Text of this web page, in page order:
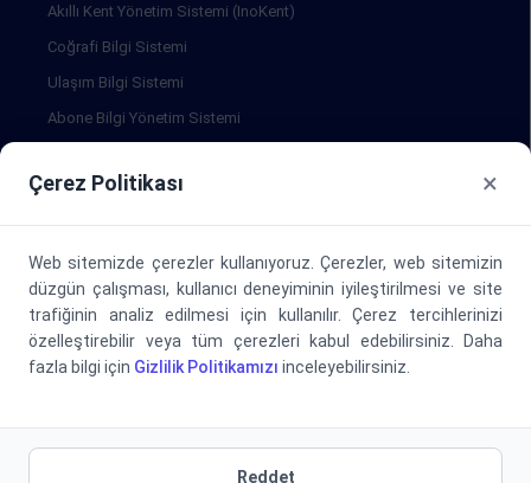
Akıllı Kent Yönetim Sistemi (InoKent)
Coğrafi Bilgi Sistemi
Ulaşım Bilgi Sistemi
Abone Bilgi Yönetim Sistemi
Evrak Tarama ve Servis Büro Hizmeti
Halkla İlişkiler Merkezi Uygulaması
İş Takip Uygulaması
Sanal Kent Meclisi Uygulaması
Karar Destek Sistemi
KVKK Yönetim Bilgi Sistemi
Altyapı Koordinasyon Sistemi
×
Çerez Politikası
Web sitemizde çerezler kullanıyoruz. Çerezler, web sitemizin
düzgün çalışması, kullanıcı deneyiminin iyileştirilmesi ve site
trafiğinin analiz edilmesi için kullanılır. Çerez tercihlerinizi
özelleştirebilir veya tüm çerezleri kabul edebilirsiniz. Daha
fazla bilgi için Gizlilik Politikamızı inceleyebilirsiniz.
Reddet